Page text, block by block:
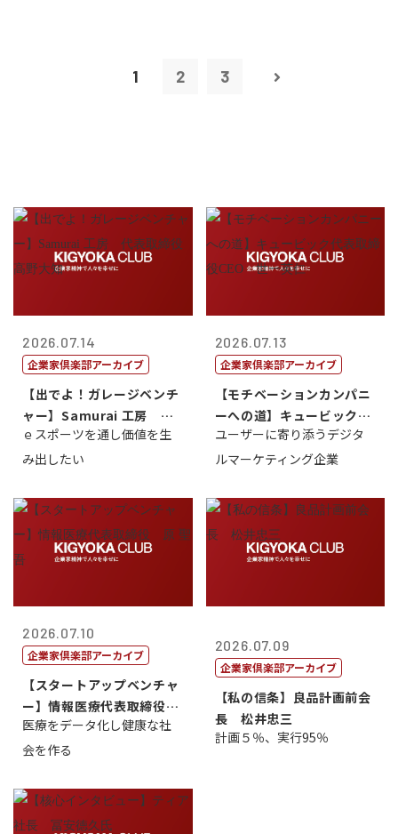
1 2 3
2026.07.14
企業家倶楽部アーカイブ
【出でよ！ガレージベンチ
ャー】Samurai 工房 代
表取締...
ｅスポーツを通し価値を生
み出したい
2026.07.13
企業家倶楽部アーカイブ
【モチベーションカンパニ
ーへの道】キュービック代
表取締役CE...
ユーザーに寄り添うデジタ
ルマーケティング企業
2026.07.10
企業家倶楽部アーカイブ
【スタートアップベンチャ
ー】情報医療代表取締役
原 聖吾
医療をデータ化し健康な社
会を作る
2026.07.09
企業家倶楽部アーカイブ
【私の信条】良品計画前会
長 松井忠三
計画５％、実行95％